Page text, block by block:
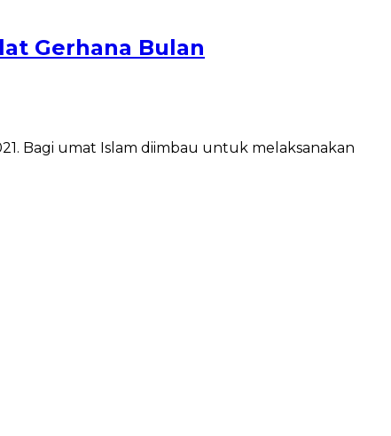
Gerhana Bulan
Bagi umat Islam diimbau untuk melaksanakan